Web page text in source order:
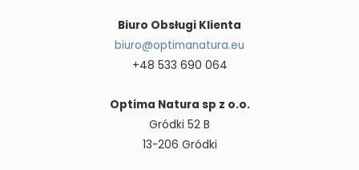
Biuro Obsługi Klienta
biuro@optimanatura.eu
+48 533 690 064
Optima Natura sp z o.o.
Gródki 52 B
13-206 Gródki